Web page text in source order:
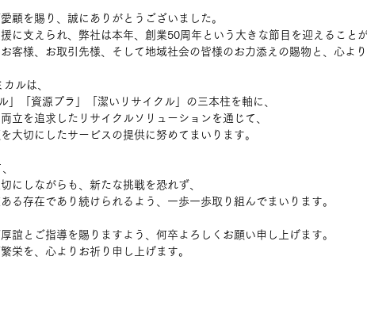
顧を賜り、誠にありがとうございました。
に支えられ、弊社は本年、創業50周年という大きな節目を迎えることが
客様、お取引先様、そして地域社会の皆様のお力添えの賜物と、心より
ルは、
」「資源プラ」「潔いリサイクル」の三本柱を軸に、
立を追求したリサイクルソリューションを通じて、
大切にしたサービスの提供に努めてまいります。
にしながらも、新たな挑戦を恐れず、
る存在であり続けられるよう、一歩一歩取り組んでまいります。
誼とご指導を賜りますよう、何卒よろしくお願い申し上げます。
栄を、心よりお祈り申し上げます。